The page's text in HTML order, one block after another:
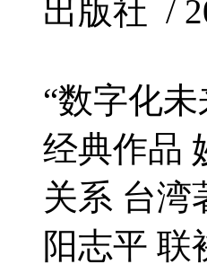
出版社 /
“数字化
经典作品
关系 台湾
阳志平 联